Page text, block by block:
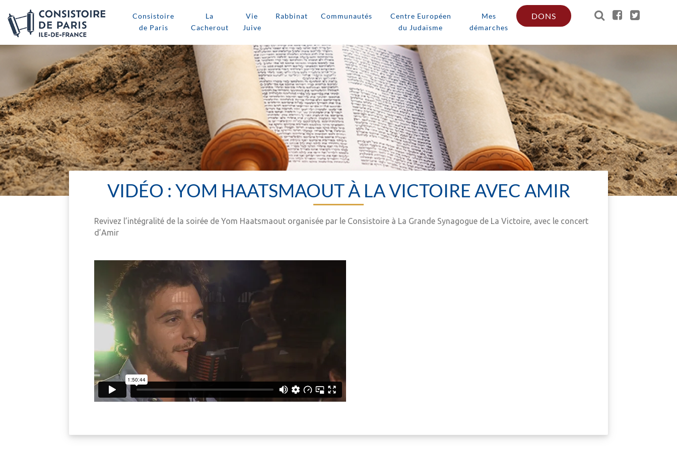
Consistoire
de Paris
La
Cacherout
Vie
Juive
Rabbinat Communautés
Centre Européen
du Judaïsme
Mes
démarches
DONS
VIDÉO : YOM HAATSMAOUT À LA VICTOIRE AVEC AMIR
Revivez l’intégralité de la soirée de Yom Haatsmaout organisée par le Consistoire à La Grande Synagogue de La Victoire, avec le concert
d’Amir